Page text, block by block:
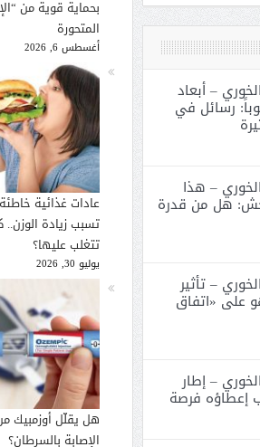
بحماية قوية من
المتحورة
أغسطس 6, 2026
عادات غذائية خاطئة
تسبب زيادة
تتغلب عليها؟
يوليو 30, 2026
هل يقلّل أوزمبيك
الإصابة بالسرطان؟
– أبعاد
رسائل في
– هذا
هل من قدرة
– تأثير
على «اتفاق
– إطار
إعطاؤه فرصة